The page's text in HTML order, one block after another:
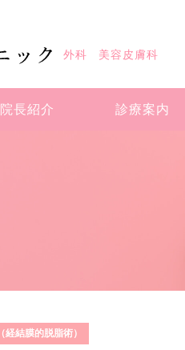
外科 美容皮膚科
院長紹介 診療案内
結膜的脱脂術）